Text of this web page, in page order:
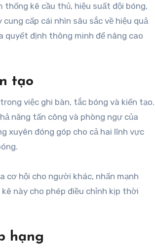
thống kê cầu thủ, hiệu suất đội bóng,
cấp cái nhìn sâu sắc về hiệu quả
quyết định thông minh để nâng cao
tạo
việc ghi bàn, tắc bóng và kiến tạo.
năng tấn công và phòng ngự của
xuyên đóng góp cho cả hai lĩnh vực
hội cho người khác, nhấn mạnh
này cho phép điều chỉnh kịp thời
hạng